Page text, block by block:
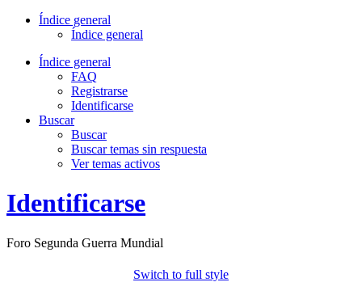
Índice general
Índice general
Índice general
FAQ
Registrarse
Identificarse
Buscar
Buscar
Buscar temas sin respuesta
Ver temas activos
Identificarse
Foro Segunda Guerra Mundial
Switch to full style